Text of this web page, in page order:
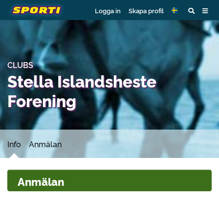
Logga in Skapa profil
CLUBS
Stella Islandsheste
Forening
Info Anmälan
Anmälan